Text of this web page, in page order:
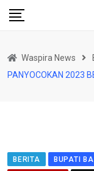
Skip
Waspira News
PANYOCOKAN 2023
BERITA BUPATI